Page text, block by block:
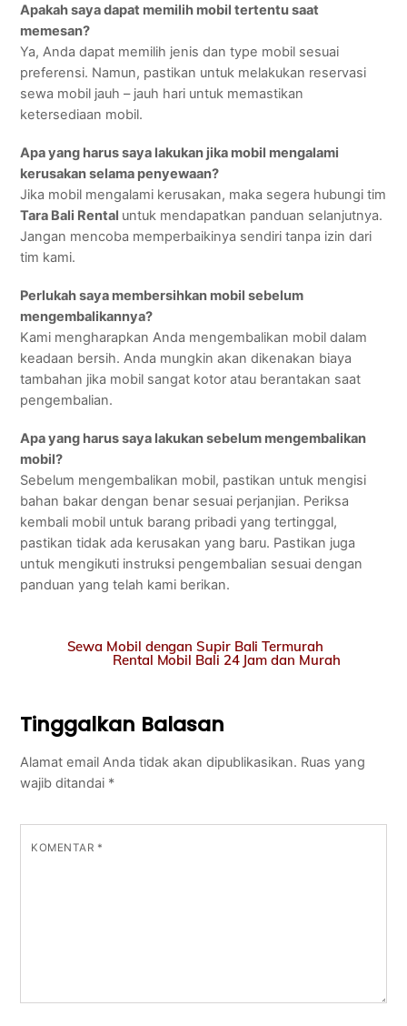
Apakah saya dapat memilih mobil tertentu saat
memesan?
Ya, Anda dapat memilih jenis dan type mobil sesuai
preferensi. Namun, pastikan untuk melakukan reservasi
sewa mobil jauh – jauh hari untuk memastikan
ketersediaan mobil.
Apa yang harus saya lakukan jika mobil mengalami
kerusakan selama penyewaan?
Jika mobil mengalami kerusakan, maka segera hubungi tim
Tara Bali Rental untuk mendapatkan panduan selanjutnya.
Jangan mencoba memperbaikinya sendiri tanpa izin dari
tim kami.
Perlukah saya membersihkan mobil sebelum
mengembalikannya?
Kami mengharapkan Anda mengembalikan mobil dalam
keadaan bersih. Anda mungkin akan dikenakan biaya
tambahan jika mobil sangat kotor atau berantakan saat
pengembalian.
Apa yang harus saya lakukan sebelum mengembalikan
mobil?
Sebelum mengembalikan mobil, pastikan untuk mengisi
bahan bakar dengan benar sesuai perjanjian. Periksa
kembali mobil untuk barang pribadi yang tertinggal,
pastikan tidak ada kerusakan yang baru. Pastikan juga
untuk mengikuti instruksi pengembalian sesuai dengan
panduan yang telah kami berikan.
Sewa Mobil dengan Supir Bali Termurah
Rental Mobil Bali 24 Jam dan Murah
Tinggalkan Balasan
Alamat email Anda tidak akan dipublikasikan. Ruas yang
wajib ditandai *
KOMENTAR *